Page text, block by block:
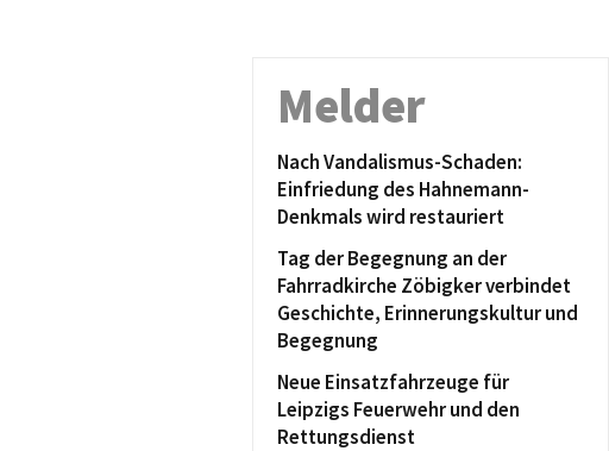
Melder
Nach Vandalismus-Schaden:
Einfriedung des Hahnemann-
Denkmals wird restauriert
Tag der Begegnung an der
Fahrradkirche Zöbigker verbindet
Geschichte, Erinnerungskultur und
Begegnung
Neue Einsatzfahrzeuge für
Leipzigs Feuerwehr und den
Rettungsdienst